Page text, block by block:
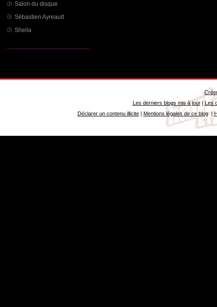
Salon du disque
Sébastien Ayreault
Sheila
Les derniers blogs mis à jour| Les
Déclarer un contenu illicite| Mentions légales de ce blog|